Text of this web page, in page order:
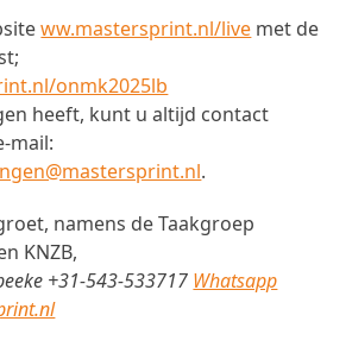
ww.mastersprint.nl/live met de
onmk2025lb
heeft, kunt u altijd contact
mail:
.
namens de Taakgroep
KNZB,
+31-543-533717 Whatsapp